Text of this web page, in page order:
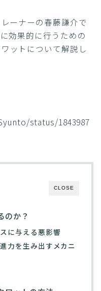
ーナーの春藤謙介で
効果的に行うための
ットについて解説し
status/1843987
CLOSE
のか？
に与える悪影響
力を生み出すメカニ